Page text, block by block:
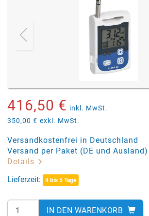
416,50 € inkl. MwSt.
350,00 € exkl. MwSt.
Versandkostenfrei in Deutschland
Versand per Paket (DE und Ausland)
Details
Lieferzeit:
4 bis 5 Tage
IN DEN WARENKORB